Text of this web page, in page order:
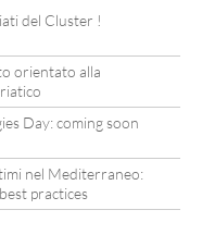
del Cluster !
orientato alla
Day: coming soon
nel Mediterraneo:
practices